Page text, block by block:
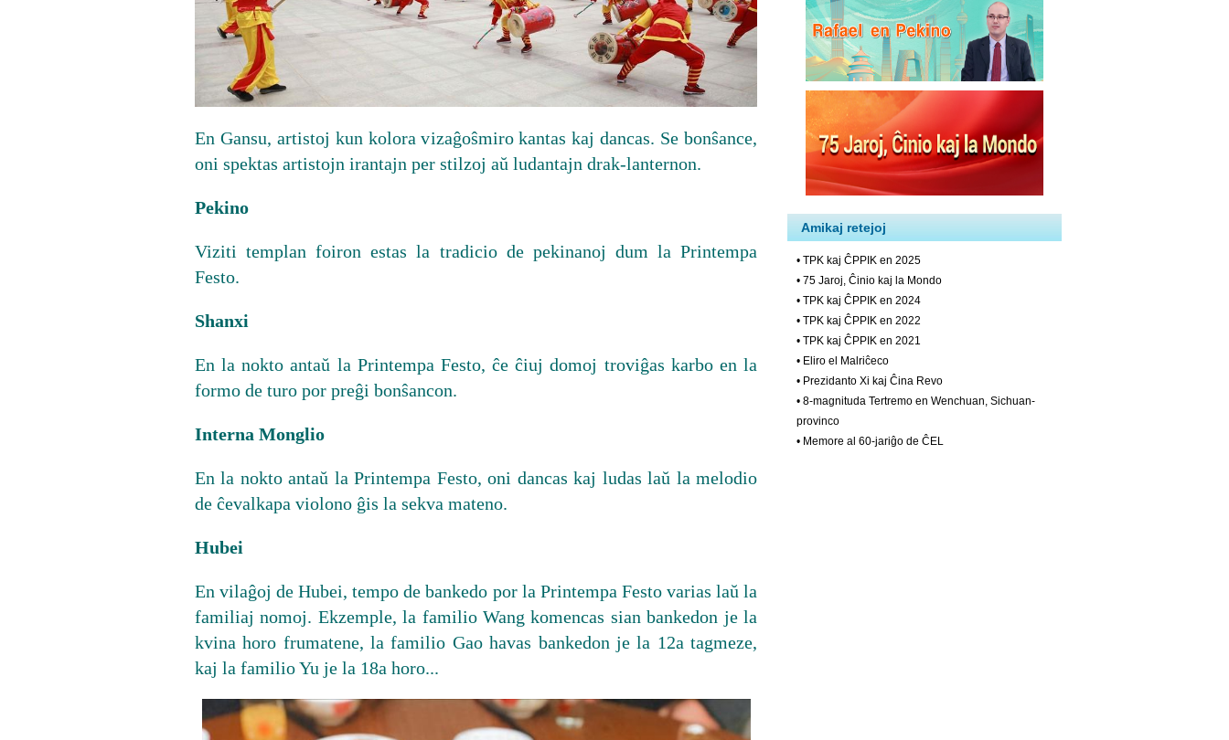
En Gansu, artistoj kun kolora vizaĝoŝmiro kantas kaj dancas. Se bonŝance,
oni spektas artistojn irantajn per stilzoj aŭ ludantajn drak-lanternon.
Pekino
Viziti templan foiron estas la tradicio de pekinanoj dum la Printempa
Festo.
Shanxi
En la nokto antaŭ la Printempa Festo, ĉe ĉiuj domoj troviĝas karbo en la
formo de turo por preĝi bonŝancon.
Interna Monglio
En la nokto antaŭ la Printempa Festo, oni dancas kaj ludas laŭ la melodio
de ĉevalkapa violono ĝis la sekva mateno.
Hubei
En vilaĝoj de Hubei, tempo de bankedo por la Printempa Festo varias laŭ la
familiaj nomoj. Ekzemple, la familio Wang komencas sian bankedon je la
kvina horo frumatene, la familio Gao havas bankedon je la 12a tagmeze,
kaj la familio Yu je la 18a horo...